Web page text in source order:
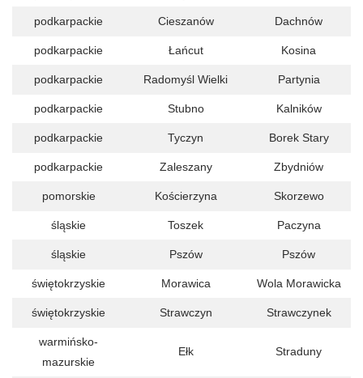
podkarpackie Cieszanów Dachnów
podkarpackie Łańcut Kosina
podkarpackie Radomyśl Wielki Partynia
podkarpackie Stubno Kalników
podkarpackie Tyczyn Borek Stary
podkarpackie Zaleszany Zbydniów
pomorskie Kościerzyna Skorzewo
śląskie Toszek Paczyna
śląskie Pszów Pszów
świętokrzyskie Morawica Wola Morawicka
świętokrzyskie Strawczyn Strawczynek
warmińsko-
mazurskie
Ełk Straduny